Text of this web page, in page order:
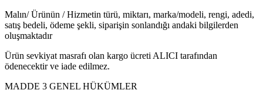
Malın/ Ürünün / Hizmetin türü, miktarı, marka/modeli, rengi, adedi,
satış bedeli, ödeme şekli, siparişin sonlandığı andaki bilgilerden
oluşmaktadır
Ürün sevkiyat masrafı olan kargo ücreti ALICI tarafından
ödenecektir ve iade edilmez.
MADDE 3 GENEL HÜKÜMLER